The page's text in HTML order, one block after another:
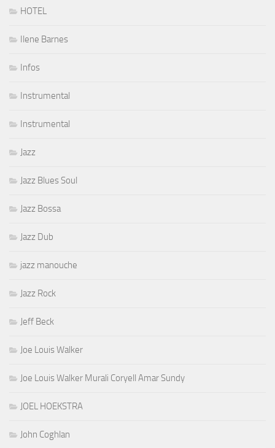
HOTEL
Ilene Barnes
Infos
Instrumental
Instrumental
Jazz
Jazz Blues Soul
Jazz Bossa
Jazz Dub
jazz manouche
Jazz Rock
Jeff Beck
Joe Louis Walker
Joe Louis Walker Murali Coryell Amar Sundy
JOEL HOEKSTRA
John Coghlan